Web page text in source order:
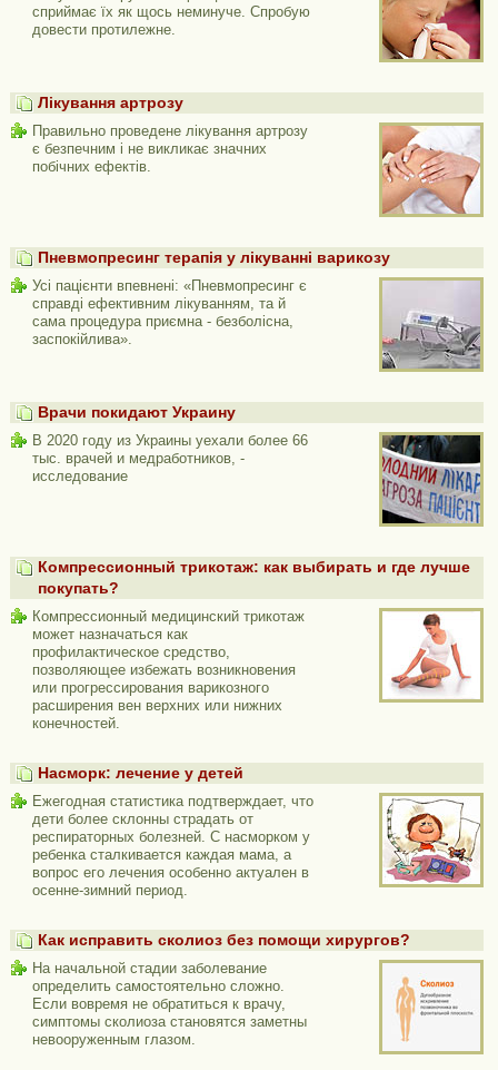
сприймає їх як щось неминуче. Спробую
довести протилежне.
Лікування артрозу
Правильно проведене лікування артрозу
є безпечним і не викликає значних
побічних ефектів.
Пневмопресинг терапія у лікуванні варикозу
Усі пацієнти впевнені: «Пневмопресинг є
справді ефективним лікуванням, та й
сама процедура приємна - безболісна,
заспокійлива».
Врачи покидают Украину
В 2020 году из Украины уехали более 66
тыс. врачей и медработников, -
исследование
Компрессионный трикотаж: как выбирать и где лучше
покупать?
Компрессионный медицинский трикотаж
может назначаться как
профилактическое средство,
позволяющее избежать возникновения
или прогрессирования варикозного
расширения вен верхних или нижних
конечностей.
Насморк: лечение у детей
Ежегодная статистика подтверждает, что
дети более склонны страдать от
респираторных болезней. С насморком у
ребенка сталкивается каждая мама, а
вопрос его лечения особенно актуален в
осенне-зимний период.
Как исправить сколиоз без помощи хирургов?
На начальной стадии заболевание
определить самостоятельно сложно.
Если вовремя не обратиться к врачу,
симптомы сколиоза становятся заметны
невооруженным глазом.